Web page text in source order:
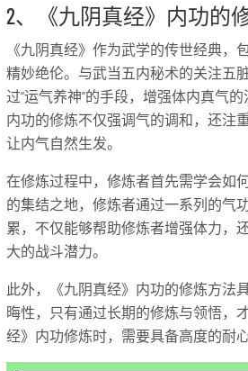
2、《九阴真经》内功的
《九阴真经》作为武学的传世经典
精妙绝伦。与武当五内秘术的关注五
过“运气养神”的手段，增强体内真气
内功的修炼不仅强调气的调和，还注
让内气自然生发。
在修炼过程中，修炼者首先需学会如
的集结之地，修炼者通过一系列的气
累，不仅能够帮助修炼者增强体力，
大的战斗潜力。
此外，《九阴真经》内功的修炼方法
晦性，只有通过长期的修炼与领悟，
经》内功修炼时，需要具备高度的耐